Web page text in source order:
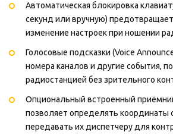
Автоматическая блокировка
секунд или вручную)
изменение настроек при ношении
Голосовые подсказки (Voice
номера каналов и другие события,
радиостанцией без зрительного
Опциональный встроенный
позволяет определять координаты
передавать их диспетчеру для